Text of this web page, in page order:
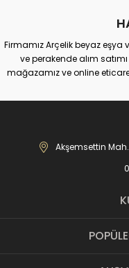
Firmamız Arçelik beyaz eşya
ve perakende alım
mağazamız ve online
Akdeniz
İletişim
Fevzipaşa
İletişim
Akşemsettin